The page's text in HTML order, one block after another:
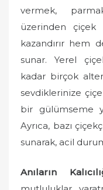
vermek,
üzerinden çiçek
kazandırır hem
sunar. Yerel
kadar birçok
sevdiklerinize
bir gülümseme
Ayrıca, bazı
sunarak, acil
Anıların